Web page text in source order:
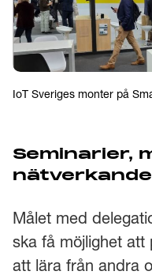
IoT Sveriges monter på
Seminarier,
nätverkande
Målet med
ska få möjlighet att
att lära från andra